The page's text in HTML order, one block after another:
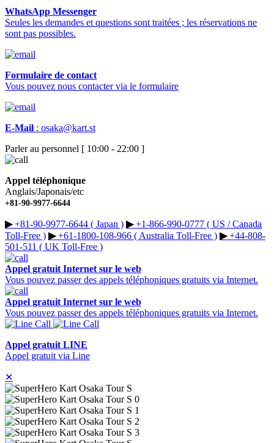
WhatsApp Messenger
Seules les demandes et questions sont traitées ; les réservations ne
sont pas possibles.
Formulaire de contact
Vous pouvez nous contacter via le formulaire
E-Mail : osaka@kart.st
Parler au personnel [ 10:00 - 22:00 ]
Appel téléphonique
Anglais/Japonais/etc
+81-90-9977-6644
▶︎+81-90-9977-6644 ( Japan ) ▶︎+1-866-990-0777 ( US / Canada
Toll-Free ) ▶︎+61-1800-108-966 ( Australia Toll-Free ) ▶︎+44-808-
501-511 ( UK Toll-Free )
Appel gratuit Internet sur le web
Vous pouvez passer des appels téléphoniques gratuits via Internet.
Appel gratuit Internet sur le web
Vous pouvez passer des appels téléphoniques gratuits via Internet.
Appel gratuit LINE
Appel gratuit via Line
✕